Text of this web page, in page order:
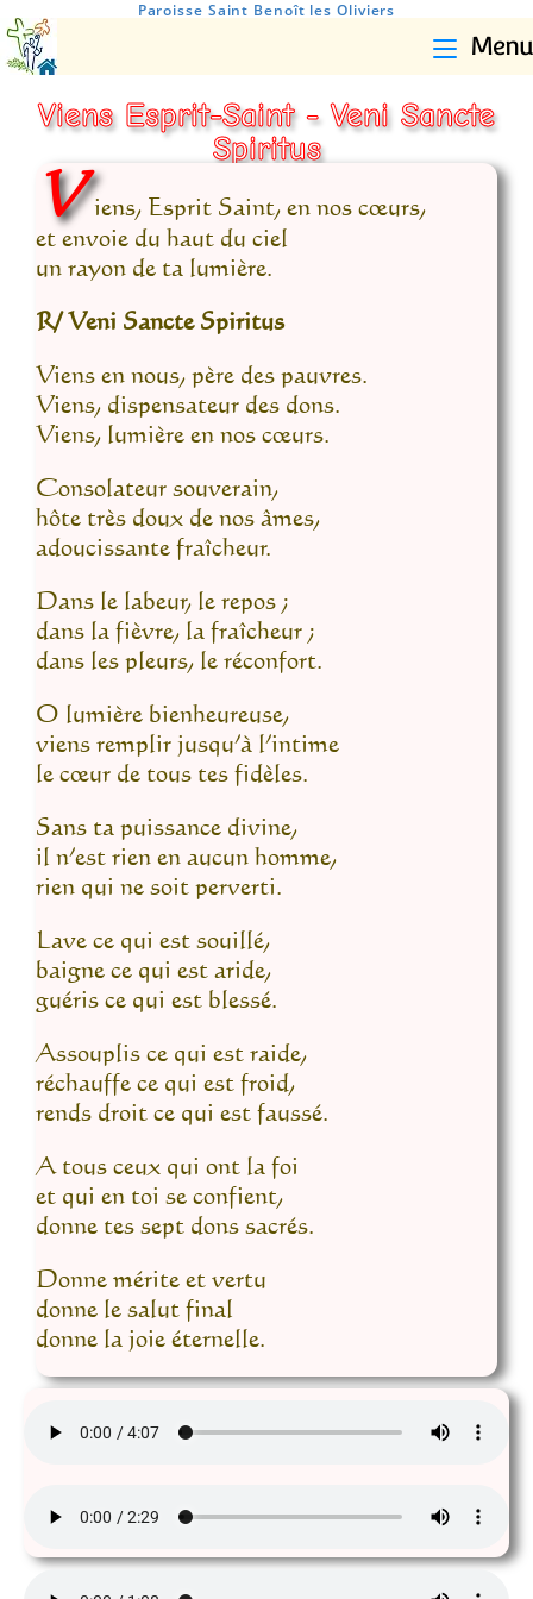
Paroisse Saint Benoît les Oliviers
Menu
Viens Esprit-Saint - Veni Sancte
Spiritus
V iens, Esprit Saint, en nos cœurs,
et envoie du haut du ciel
un rayon de ta lumière.
R/ Veni Sancte Spiritus
Viens en nous, père des pauvres.
Viens, dispensateur des dons.
Viens, lumière en nos cœurs.
Consolateur souverain,
hôte très doux de nos âmes,
adoucissante fraîcheur.
Dans le labeur, le repos ;
dans la fièvre, la fraîcheur ;
dans les pleurs, le réconfort.
O lumière bienheureuse,
viens remplir jusqu’à l’intime
le cœur de tous tes fidèles.
Sans ta puissance divine,
il n’est rien en aucun homme,
rien qui ne soit perverti.
Lave ce qui est souillé,
baigne ce qui est aride,
guéris ce qui est blessé.
Assouplis ce qui est raide,
réchauffe ce qui est froid,
rends droit ce qui est faussé.
A tous ceux qui ont la foi
et qui en toi se confient,
donne tes sept dons sacrés.
Donne mérite et vertu
donne le salut final
donne la joie éternelle.